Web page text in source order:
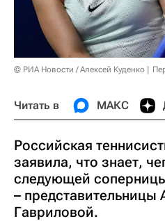
© РИА Новости / Алексей Куденко
Читать в МАКС
Российская
заявила, что знает,
следующей
– представительницы
Гавриловой.